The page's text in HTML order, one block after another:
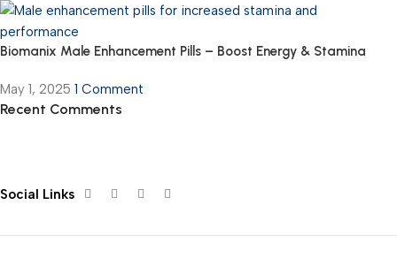
Biomanix Male Enhancement Pills – Boost Energy & Stamina
May 1, 2025 1 Comment
Recent Comments
Social Links